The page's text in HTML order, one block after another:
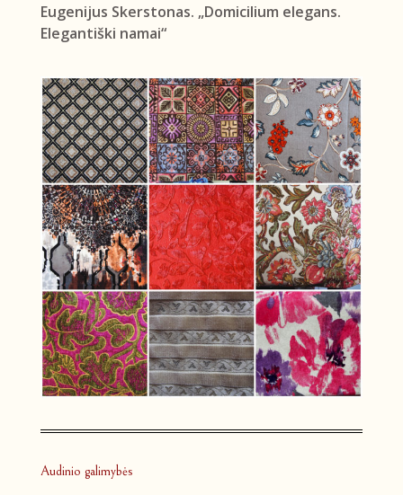
Eugenijus Skerstonas. „Domicilium elegans.
Elegantiški namai“
Audinio galimybės